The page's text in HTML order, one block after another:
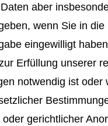
aber
wenn Sie in die
eingewilligt
Erfüllung unserer
notwendig ist oder
gerichtlicher